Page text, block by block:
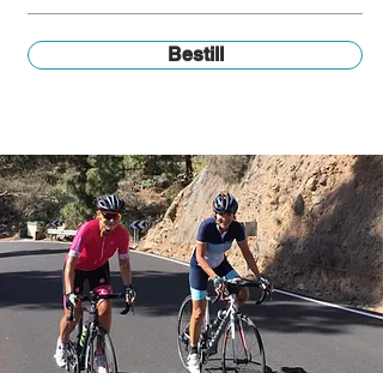
Bestill